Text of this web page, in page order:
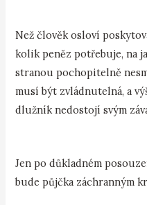
Než člověk osloví
kolik peněz potřebuje, na
stranou pochopitelně
musí být zvládnutelná, a
dlužník nedostojí svým
Jen po důkladném
bude půjčka záchranným